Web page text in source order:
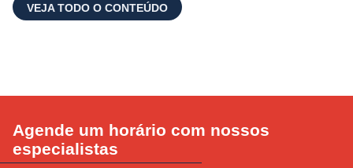
VEJA TODO O CONTEÚDO
Agende um horário com nossos
especialistas